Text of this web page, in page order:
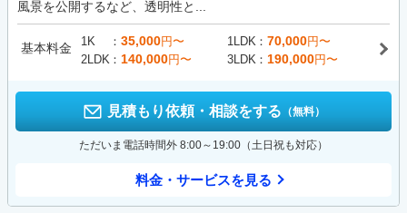
風景を公開するなど、透明性と...
基本料金 1K 35,000円〜 1LDK 70,000円〜
2LDK
140,000円〜 3LDK 190,000円〜
見積もり依頼・相談をする （無料）
ただいま電話時間外 8:00～19:00（土日祝も対応）
料金・サービスを見る